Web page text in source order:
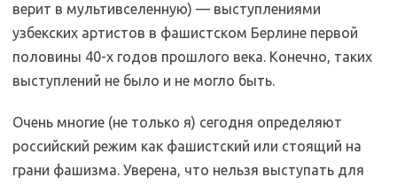
верит в мультивселенную) — выступлениями
узбекских артистов в фашистском Берлине первой
половины 40-х годов прошлого века. Конечно, таких
выступлений не было и не могло быть.
Очень многие (не только я) сегодня определяют
российский режим как фашистский или стоящий на
грани фашизма. Уверена, что нельзя выступать для